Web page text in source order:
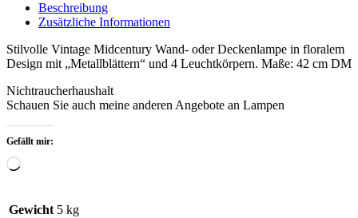
Beschreibung
Zusätzliche Informationen
Stilvolle Vintage Midcentury Wand- oder Deckenlampe in floralem
Design mit „Metallblättern“ und 4 Leuchtkörpern. Maße: 42 cm DM
Nichtraucherhaushalt
Schauen Sie auch meine anderen Angebote an Lampen
Gefällt mir:
Wird
Gewicht 5 kg